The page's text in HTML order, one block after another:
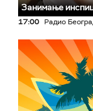
Занимање
17:00 Радио